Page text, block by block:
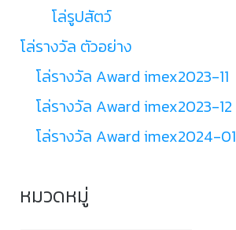
โล่รูปสัตว์
โล่รางวัล ตัวอย่าง
โล่รางวัล Award imex2023-11
โล่รางวัล Award imex2023-12
โล่รางวัล Award imex2024-01
หมวดหมู่